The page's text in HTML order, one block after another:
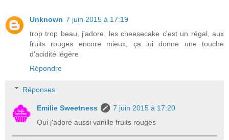
Unknown 7 juin 2015 à 17:19
trop trop beau, j'adore, les cheesecake c'est un régal, aux
fruits rouges encore mieux, ça lui donne une touche
d'acidité légère
Répondre
Réponses
Emilie Sweetness
7 juin 2015 à 17:20
Oui j'adore aussi vanille fruits rouges